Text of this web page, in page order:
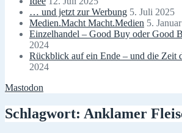
… und jetzt zur Werbung 5. Juli 2025
Medien.Macht Macht.Medien 5.
Einzelhandel – Good Buy oder Good
2024
Rückblick auf ein Ende – und die Zeit
2024
Mastodon
Schlagwort: Anklamer